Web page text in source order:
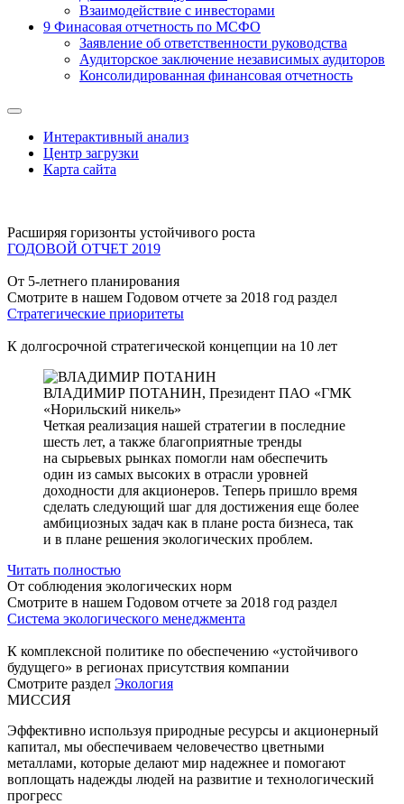
Взаимодействие с инвеcторами
9 Финасовая отчетность по МСФО
Заявление об ответственности руководства
Аудиторское заключение независимых аудиторов
Консолидированная финансовая отчетность
Интерактивный анализ
Центр загрузки
Карта сайта
Расширяя горизонты устойчивого роста
ГОДОВОЙ ОТЧЕТ 2019
От 5-летнего планирования
Смотрите в нашем Годовом отчете за 2018 год раздел
Стратегические приоритеты
К долгосрочной стратегической концепции на 10 лет
ВЛАДИМИР ПОТАНИН, Президент ПАО «ГМК
«Норильский никель»
Четкая реализация нашей стратегии в последние
шесть лет, а также благоприятные тренды
на сырьевых рынках помогли нам обеспечить
один из самых высоких в отрасли уровней
доходности для акционеров. Теперь пришло время
сделать следующий шаг для достижения еще более
амбициозных задач как в плане роста бизнеса, так
и в плане решения экологических проблем.
Читать полностью
От соблюдения экологических норм
Смотрите в нашем Годовом отчете за 2018 год раздел
Система экологического менеджмента
К комплексной политике по обеспечению «устойчивого
будущего» в регионах присутствия компании
Смотрите раздел Экология
МИССИЯ
Эффективно используя природные ресурсы и акционерный
капитал, мы обеспечиваем человечество цветными
металлами, которые делают мир надежнее и помогают
воплощать надежды людей на развитие и технологический
прогресс